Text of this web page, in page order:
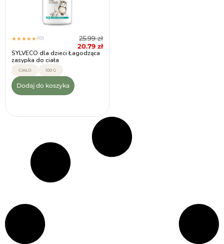
★★★★★(10) 25.99zł
20.79 zł
SYLVECO dla dzieci Łagodząca
zasypka do ciała
CIAŁO 100 G
Dodaj do koszyka